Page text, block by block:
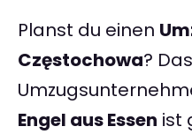
Planst du einen
Częstochowa? Das
Engel aus Essen ist